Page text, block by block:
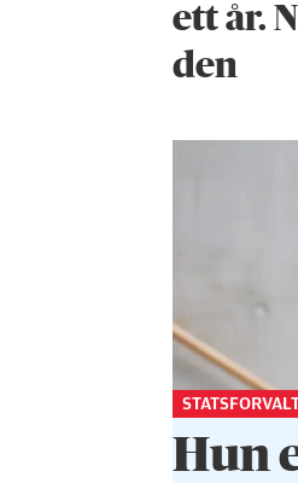
ett år.
den
Hun